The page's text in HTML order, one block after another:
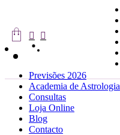
Previsões 2026
Academia de Astrologia
Consultas
Loja Online
Blog
Contacto